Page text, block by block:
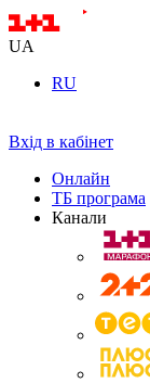
UA
RU
Вхід в кабінет
Онлайн
ТБ програма
Канали